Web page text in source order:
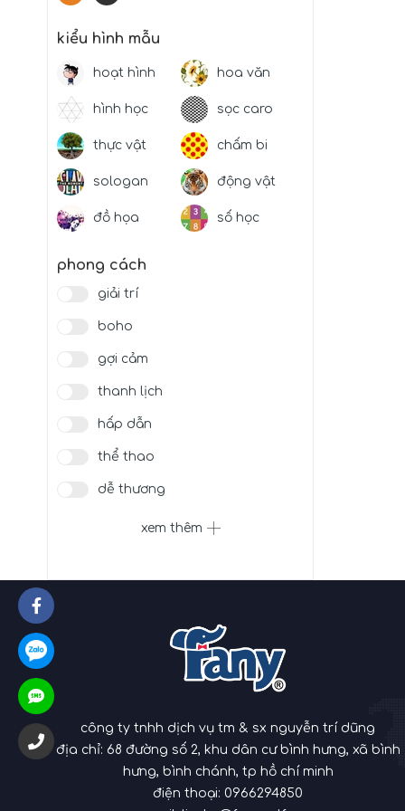
kiểu hình mẫu
hoạt hình hoa văn
hình học sọc caro
thực vật chấm bi
sologan động vật
đồ họa số học
phong cách
giải trí
boho
gợi cảm
thanh lịch
hấp dẫn
thể thao
dễ thương
xem thêm
công ty tnhh dịch vụ tm & sx nguyễn trí dũng
địa chỉ: 68 đường số 2, khu dân cư bình hưng, xã bình
hưng, bình chánh, tp hồ chí minh
điện thoại: 0966294850